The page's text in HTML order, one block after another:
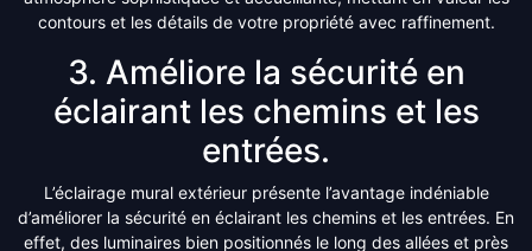
contours et les détails de votre propriété avec raffinement.
3. Améliore la sécurité en
éclairant les chemins et les
entrées.
L’éclairage mural extérieur présente l’avantage indéniable
d’améliorer la sécurité en éclairant les chemins et les entrées. En
effet, des luminaires bien positionnés le long des allées et près